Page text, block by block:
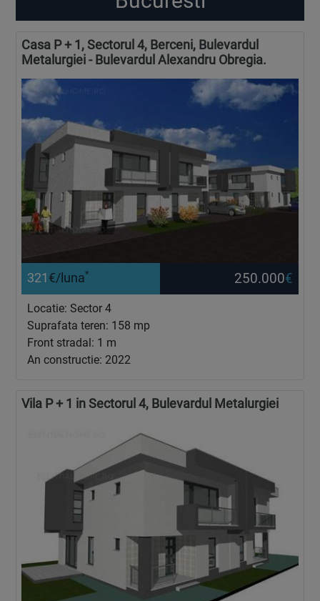
Casa P + 1, Sectorul 4, Berceni, Bulevardul
Metalurgiei - Bulevardul Alexandru Obregia.
321 €/luna* 250.000€
Locatie: Sector 4
Suprafata teren: 158 mp
Front stradal: 1 m
An constructie: 2022
Vila P + 1 in Sectorul 4, Bulevardul Metalurgiei